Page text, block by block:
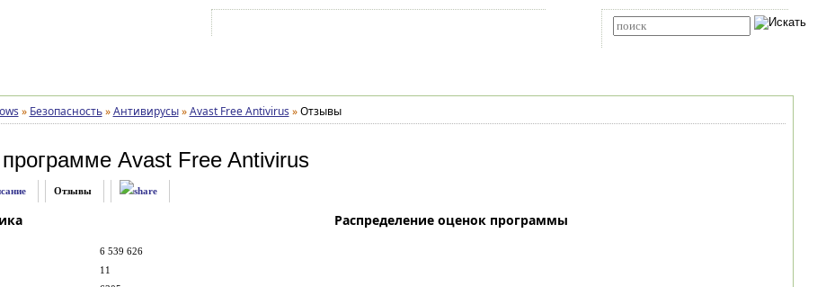
» Безопасность » Антивирусы » Avast Free Antivirus » Отзывы
Avast Free Antivirus
Отзывы
6 539 626
11
Распределение оценок программы